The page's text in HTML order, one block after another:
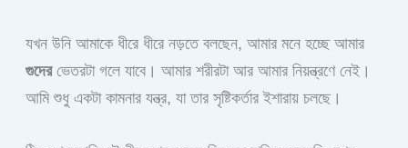
যখন উনি আমাকে ধীরে ধীরে নড়তে বলছেন, আমার মনে হচ্ছে আমার
গুদেরভেতরটা গলে যাবে। আমার শরীরটা আর আমার নিয়ন্ত্রণে নেই।
আমি শুধু একটা কামনার যন্ত্র, যা তার সৃষ্টিকর্তার ইশারায় চলছে।